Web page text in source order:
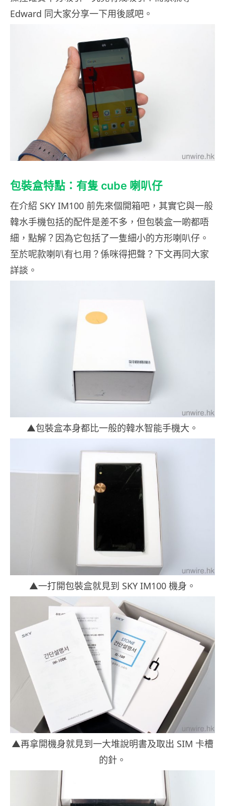
Edward 同大家分享一下用後感吧。
包裝盒特點：有隻 cube 喇叭仔
在介紹 SKY IM100 前先來個開箱吧，其實它與一般
韓水手機包括的配件是差不多，但包裝盒一啲都唔
細，點解？因為它包括了一隻細小的方形喇叭仔。
至於呢款喇叭有乜用？係咪得把聲？下文再同大家
詳談。
▲包裝盒本身都比一般的韓水智能手機大。
▲一打開包裝盒就見到 SKY IM100 機身。
▲再拿開機身就見到一大堆說明書及取出 SIM 卡槽
的針。